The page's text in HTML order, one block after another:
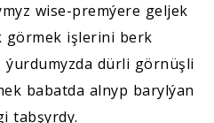
wise-premýere geljek
görmek işlerini berk
ýurdumyzda dürli görnüşli
babatda alnyp barylýan
tabşyrdy.